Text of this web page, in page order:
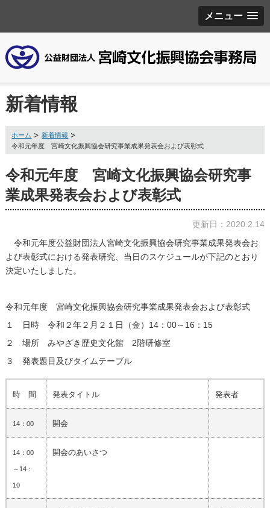
メニュー
新着情報
ホーム
新着情報
令和元年度 宮崎文化振興協会研究事業成果発表会および表彰式
令和元年度 宮崎文化振興協会研究事
業成果発表会および表彰式
更新日：2020.2.14
令和元年度公益財団法人宮崎文化振興協会研究事業成果発表会お
よび表彰式における発表研究、当日のスケジュールが下記のとおり
決定いたしました。
令和元年度 宮崎文化振興協会研究事業成果発表会および表彰式
１ 日時 令和２年２月２１日（金）14：00～16：15
２ 場所 みやざき歴史文化館 2階研修室
３ 発表題目及びタイムテーブル
時 間 発表タイトル 発表者
14：00 開会
14：00
～14：
10
開会のあいさつ